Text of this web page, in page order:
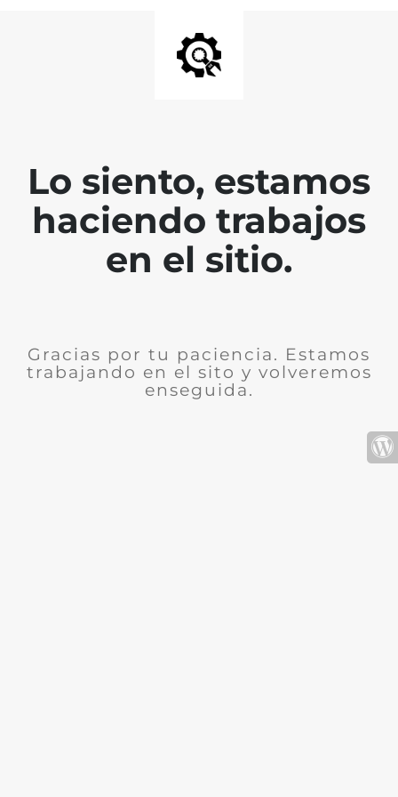
Lo siento, estamos
haciendo trabajos
en el sitio.
Gracias por tu paciencia. Estamos
trabajando en el sito y volveremos
enseguida.